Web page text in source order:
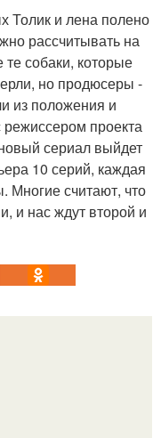
Толик и лена полено
рассчитывать на
собаки, которые
но продюсеры -
из положения и
проекта
сериал выйдет
10 серий, каждая
Многие считают, что
и нас ждут второй и